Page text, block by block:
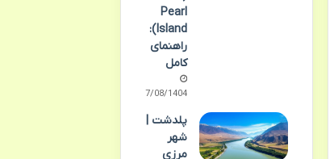
Pearl
Island):
راهنمای
کامل
07/08/1404
پلدشت |
شهر
مرزی